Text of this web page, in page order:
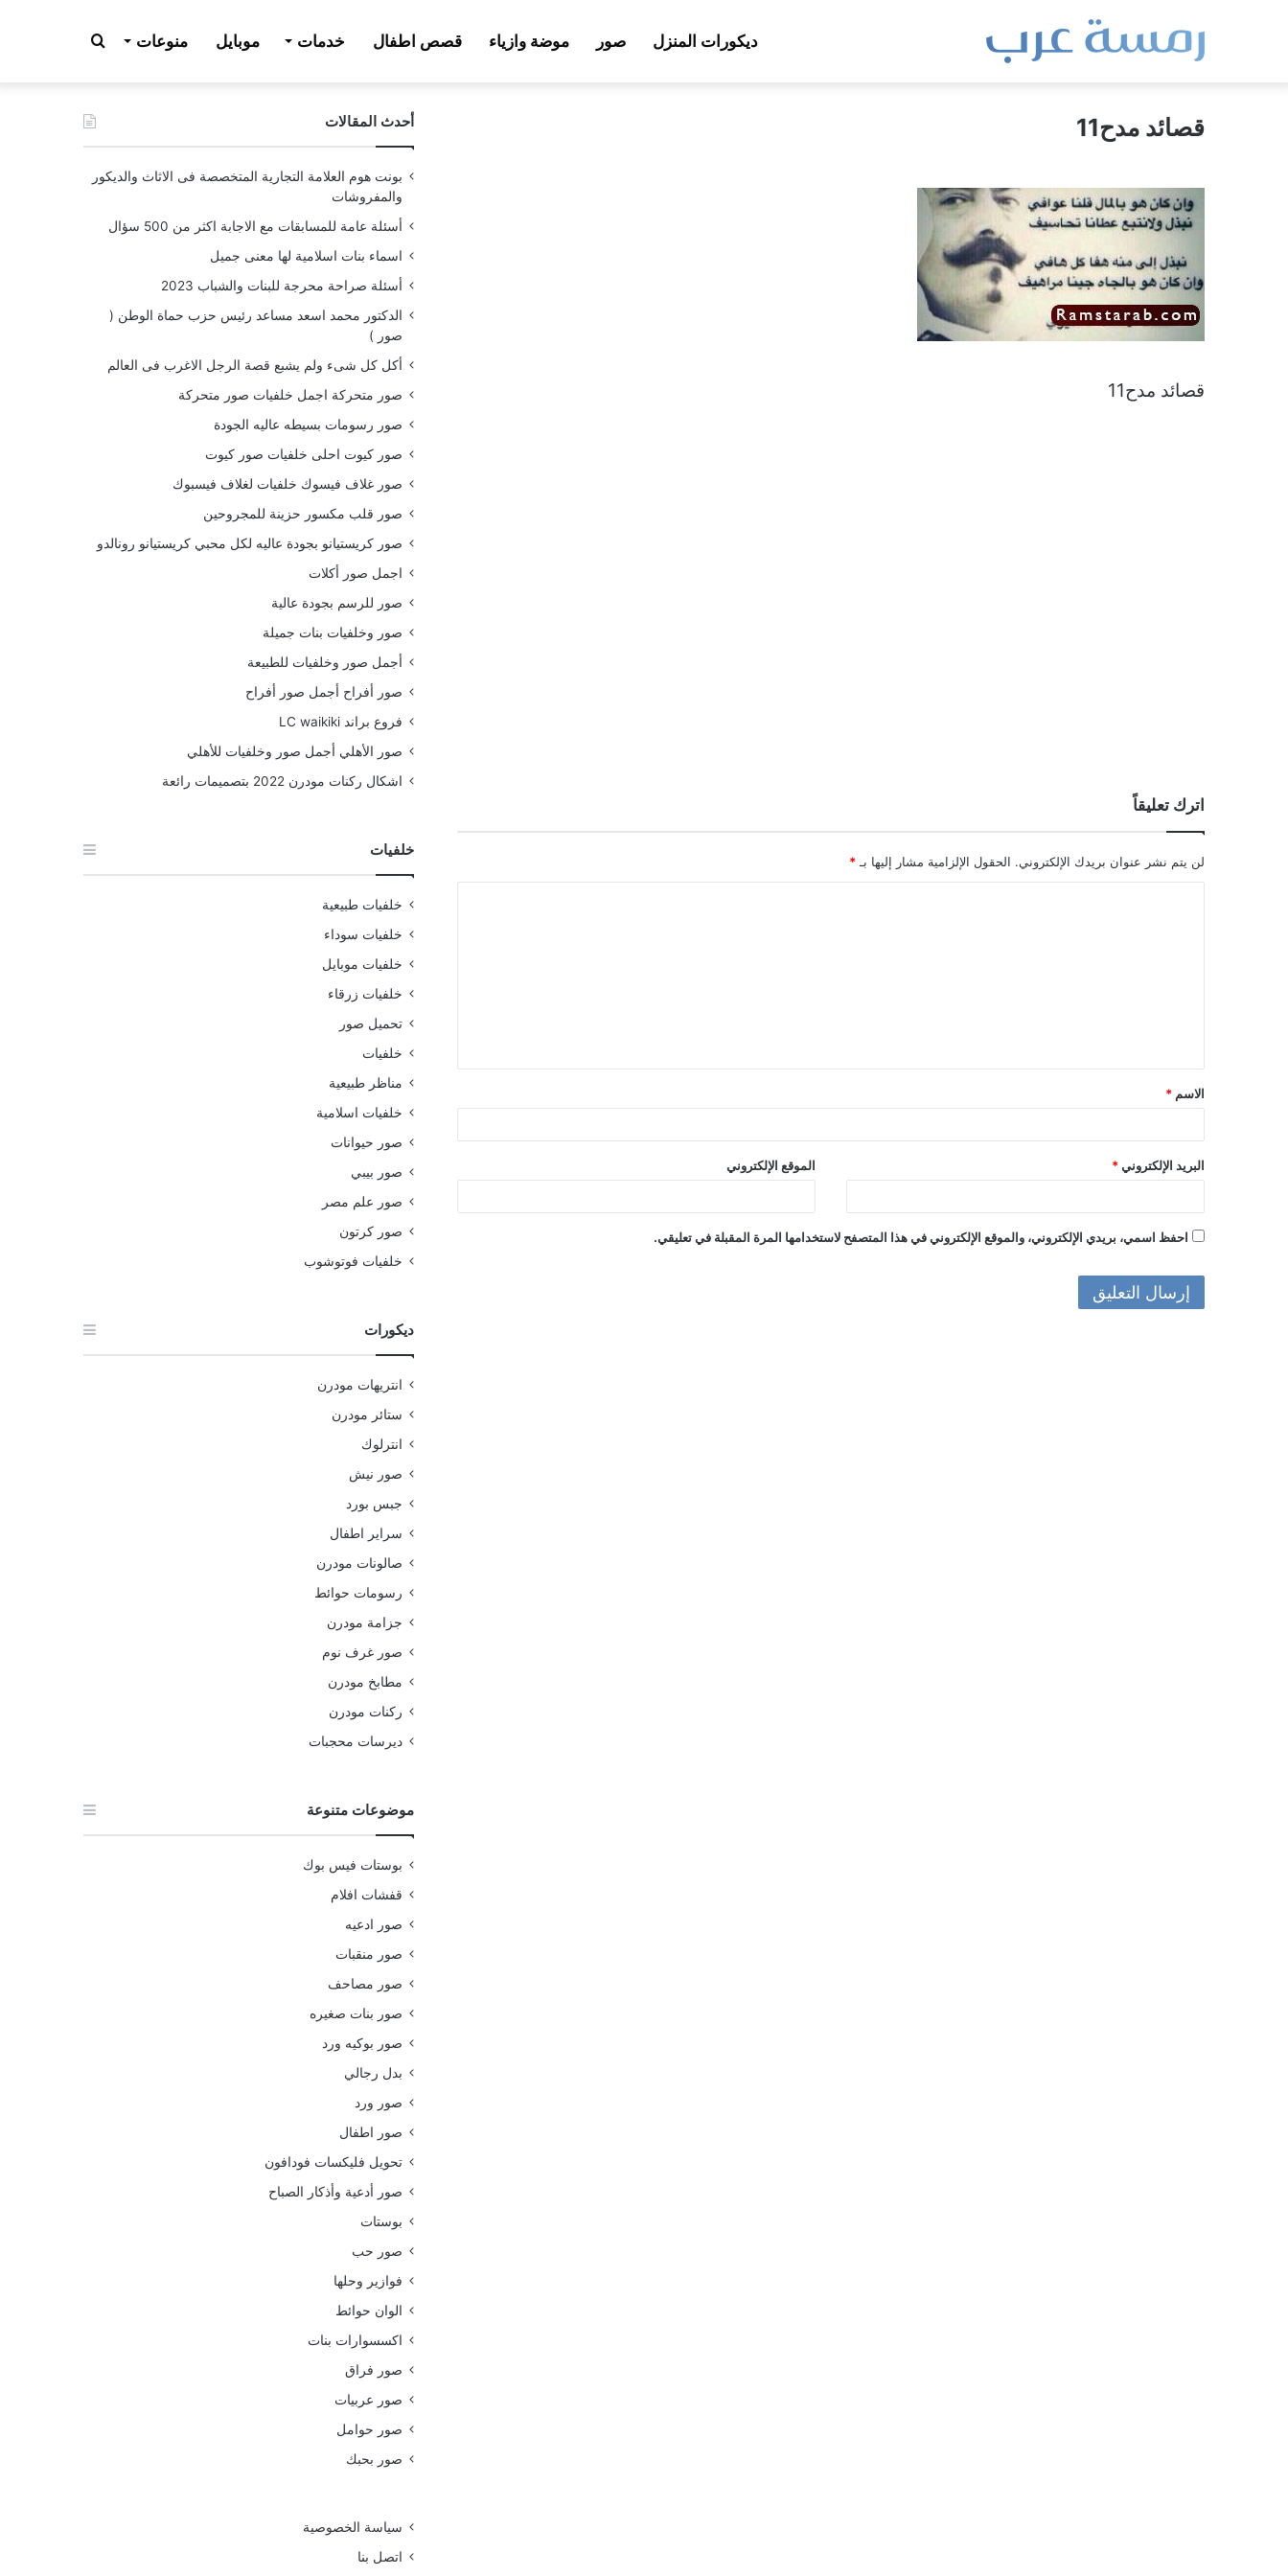
ديكورات المنزل صور موضة وازياء قصص اطفال خدمات موبايل منوعات بحث
عن قصائد مدح11
قصائد مدح11
اترك تعليقاً
لن يتم نشر عنوان بريدك الإلكتروني. الحقول الإلزامية مشار إليها بـ *
ق
*
الاسم *
البريد الإلكتروني * الموقع الإلكتروني
احفظ اسمي، بريدي الإلكتروني، والموقع الإلكتروني في هذا المتصفح لاستخدامها المرة المقبلة في تعليقي.
أحدث المقالات
بونت هوم العلامة التجارية المتخصصة فى الاثاث والديكور
والمفروشات
أسئلة عامة للمسابقات مع الاجابة اكثر من 500 سؤال
اسماء بنات اسلامية لها معنى جميل
أسئلة صراحة محرجة للبنات والشباب 2023
الدكتور محمد اسعد مساعد رئيس حزب حماة الوطن (
صور )
أكل كل شىء ولم يشبع قصة الرجل الاغرب فى العالم
صور متحركة اجمل خلفيات صور متحركة
صور رسومات بسيطه عاليه الجودة
صور كيوت احلى خلفيات صور كيوت
صور غلاف فيسوك خلفيات لغلاف فيسبوك
صور قلب مكسور حزينة للمجروحين
صور كريستيانو بجودة عاليه لكل محبي كريستيانو رونالدو
اجمل صور أكلات
صور للرسم بجودة عالية
صور وخلفيات بنات جميلة
أجمل صور وخلفيات للطبيعة
صور أفراح أجمل صور أفراح
فروع براند LC waikiki
صور الأهلي أجمل صور وخلفيات للأهلي
اشكال ركنات مودرن 2022 بتصميمات رائعة
خلفيات
خلفيات طبيعية
خلفيات سوداء
خلفيات موبايل
خلفيات زرقاء
تحميل صور
خلفيات
مناظر طبيعية
خلفيات اسلامية
صور حيوانات
صور بيبي
صور علم مصر
صور كرتون
خلفيات فوتوشوب
ديكورات
انتريهات مودرن
ستائر مودرن
انترلوك
صور نيش
جبس بورد
سراير اطفال
صالونات مودرن
رسومات حوائط
جزامة مودرن
صور غرف نوم
مطابخ مودرن
ركنات مودرن
ديرسات محجبات
موضوعات متنوعة
بوستات فيس بوك
قفشات افلام
صور ادعيه
صور منقبات
صور مصاحف
صور بنات صغيره
صور بوكيه ورد
بدل رجالي
صور ورد
صور اطفال
تحويل فليكسات فودافون
صور أدعية وأذكار الصباح
بوستات
صور حب
فوازير وحلها
الوان حوائط
اكسسوارات بنات
صور فراق
صور عربيات
صور حوامل
صور بحبك
سياسة الخصوصية
اتصل بنا